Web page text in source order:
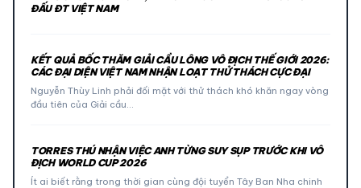
ĐẤU ĐT VIỆT NAM
KẾT QUẢ BỐC THĂM GIẢI CẦU LÔNG VÔ ĐỊCH THẾ GIỚI 2026:
CÁC ĐẠI DIỆN VIỆT NAM NHẬN LOẠT THỬ THÁCH CỰC ĐẠI
Nguyễn Thùy Linh phải đối mặt với thử thách khó khăn ngay vòng
đầu tiên của Giải cầu…
TORRES THÚ NHẬN VIỆC ANH TỪNG SUY SỤP TRƯỚC KHI VÔ
ĐỊCH WORLD CUP 2026
Ít ai biết rằng trong thời gian cùng đội tuyển Tây Ban Nha chinh